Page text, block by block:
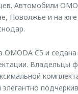
Автомобили
Поволжье и на
OMODA C5 и
Владельцы